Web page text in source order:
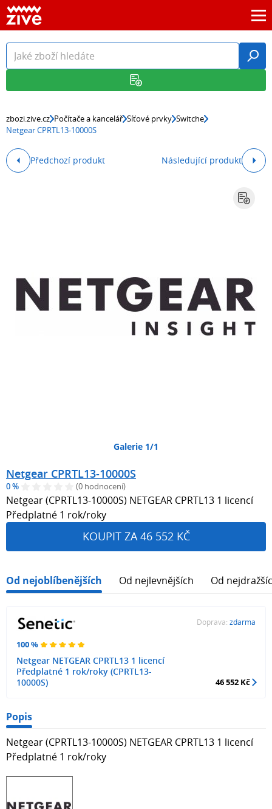
zbozi.zive.cz Počítače a kancelář Síťové prvky Switche
Netgear CPRTL13-10000S
Předchozí produkt Následující produkt
Galerie 1/1
Netgear CPRTL13-10000S
0 % (0 hodnocení)
Netgear (CPRTL13-10000S) NETGEAR CPRTL13 1 licencí
Předplatné 1 rok/roky
KOUPIT ZA 46 552 KČ
Od nejoblíbenějších Od nejlevnějších Od
100 %
Netgear NETGEAR CPRTL13 1 licencí
Předplatné 1 rok/roky (CPRTL13-
10000S)
Doprava: zdarma
46 552 Kč
Popis
Netgear (CPRTL13-10000S) NETGEAR CPRTL13 1 licencí
Předplatné 1 rok/roky